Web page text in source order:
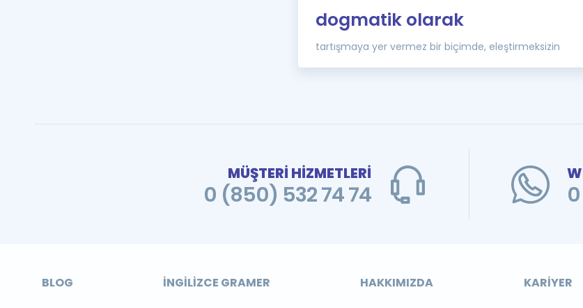
dogmatik olarak
tartışmaya yer vermez bir biçimde, eleştirmeksizin
MÜŞTERİ HİZMETLERİ
0 (850) 532 74 74
BLOG İNGILIZCE GRAMER HAKKIMIZDA KARIYER